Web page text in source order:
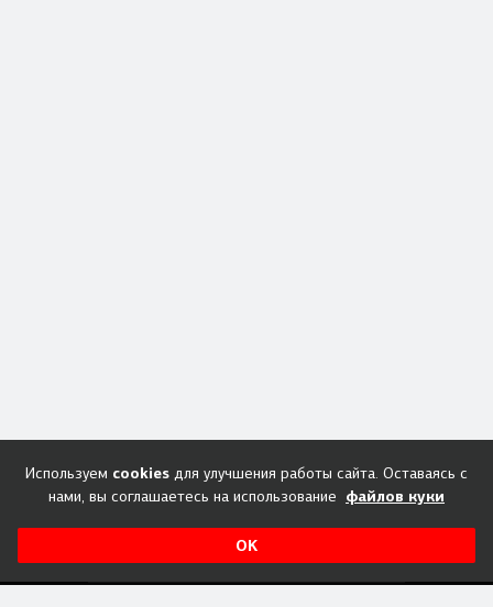
Используем cookies для улучшения работы сайта. Оставаясь с
нами, вы соглашаетесь на использование файлов куки
OK